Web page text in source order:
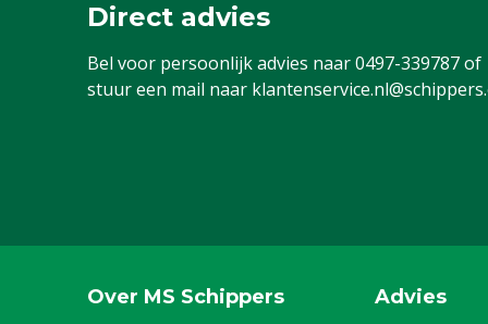
Direct advies
Bel voor persoonlijk advies naar0497-339787of
stuur een mail naar
Over MS Schippers
Advies